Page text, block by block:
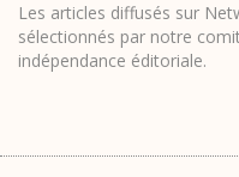
Les articles diffusés sur
sélectionnés par notre
indépendance éditoriale.